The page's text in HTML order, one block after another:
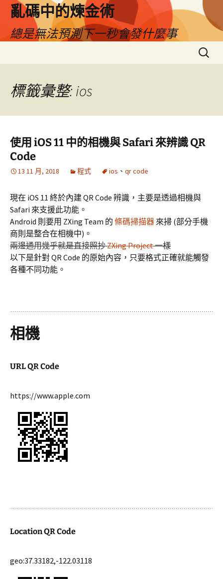
亂碼中的煉金術
總是無法預測下一秒會發什麼事
搜
尋
標籤彙整: ios
使用 iOS 11 中的相機與 Safari 來辨識 QR
Code
13 11 月, 2018 程式 ios 、 qr code
現在 iOS 11 終於內建 QR Code 辨識，主要是透過相機與
Safari 來支援此功能。
Android 則要用 ZXing Team 的 條碼掃描器 來掃 (部分手機
商則是整合在相機中)。
兩邊通用幾乎就是直接照抄ZXing Project一樣
以下是針對 QR Code 的原始內容，只要格式正確就能觸發
各種不同功能。
相機
URL QR Code
https://www.apple.com
Location QR Code
geo:37.33182,-122.03118